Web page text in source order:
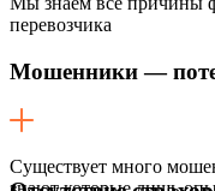
перевозчика
Мошенники —
Существует много